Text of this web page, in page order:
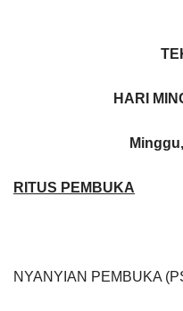
HARI
RITUS PEMBUKA
NYANYIAN PEMBUKA